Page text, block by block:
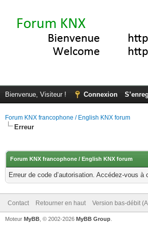
Bienvenue, Visiteur ! Connexion
Forum KNX francophone / English KNX forum
Erreur
Forum KNX francophone / English KNX forum
Erreur de code d’autorisation. Accédez-vous
Contact Retourner en haut Version bas-débit
Moteur MyBB , © 2002-2026 MyBB Group